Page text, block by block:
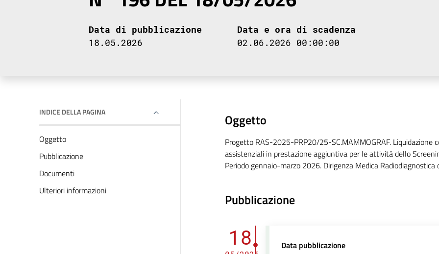
Data di pubblicazione
18.05.2026
Data e ora di scadenza
02.06.2026 00:00:00
INDICE DELLA PAGINA
Oggetto
Pubblicazione
Documenti
Ulteriori informazioni
Oggetto
Progetto RAS-2025-PRP20/25-SC.MAMMOGRAF. Liquidazione
assistenziali in prestazione aggiuntiva per le attività dello
Periodo gennaio-marzo 2026. Dirigenza Medica Radiodiagnostica
Pubblicazione
18 Data pubblicazione